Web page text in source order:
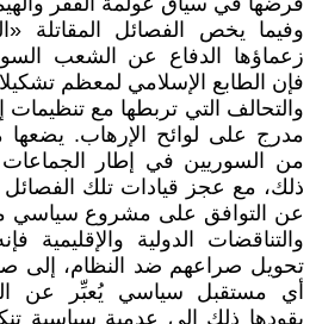
وفيما يخص الفصائل المقاتلة
زعماؤها الدفاع عن الشعب
فإن الطابع الإسلامي لمعظم
والتحالف التي تربطها مع تنظيمات
مدرج على لوائح الإرهاب. يضعها
من السوريين في إطار الجماعات
ذلك، مع عجز قيادات تلك الفصائل
عن التوافق على مشروع سياسي
والتناقضات الدولية والإقليمية
تحويل صراعهم ضد النظام، إلى
أي مستقبل سياسي يُعبِّر عن
يقودها ذلك إلى عدمية سياسية